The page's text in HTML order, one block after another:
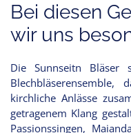
Bei diesen
wir uns
Die Sunnseitn
kirchliche Anlässe
getragenem Klang
Passionssingen,